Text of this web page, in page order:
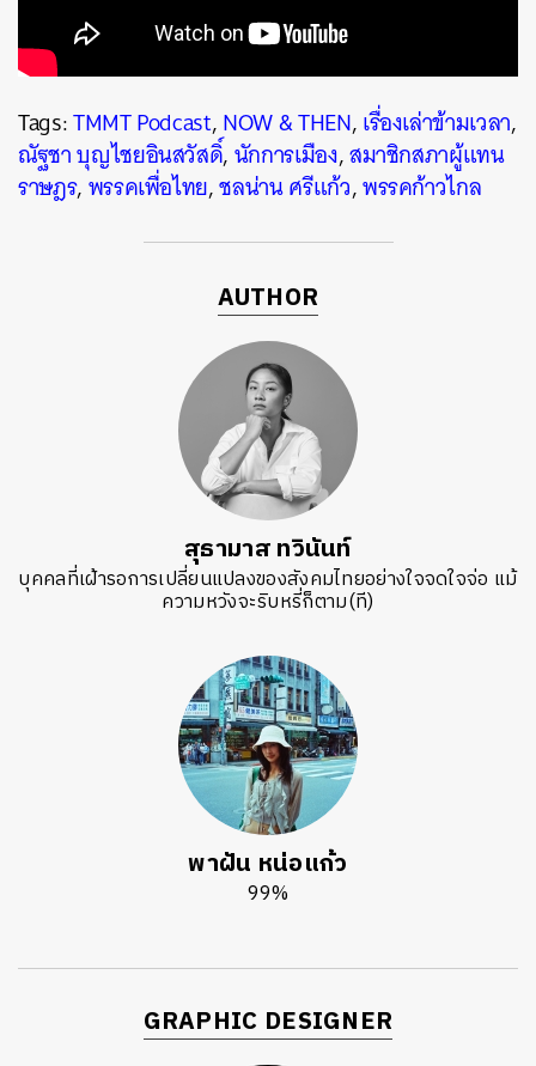
Tags:TMMT Podcast,NOW & THEN,เรื่องเล่าข้ามเวลา,
ณัฐชา บุญไชยอินสวัสดิ์,นักการเมือง,สมาชิกสภาผู้แทน
ราษฎร,พรรคเพื่อไทย,ชลน่าน ศรีแก้ว,พรรคก้าวไกล
AUTHOR
สุธามาส ทวินันท์
บุคคลที่เฝ้ารอการเปลี่ยนแปลงของสังคมไทยอย่างใจจดใจจ่อ แม้
ความหวังจะริบหรี่ก็ตาม(ที)
พาฝัน หน่อแก้ว
99%
GRAPHIC DESIGNER
TWEET LINE